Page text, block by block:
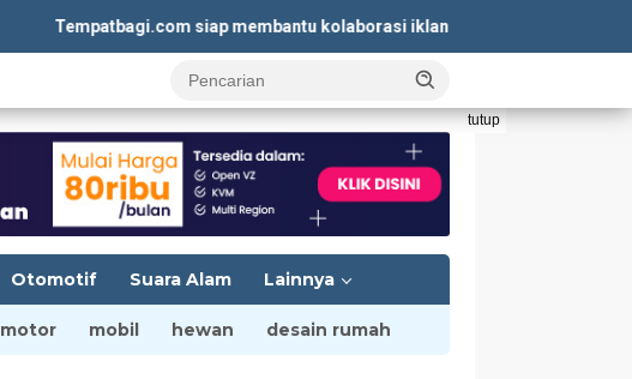
Tempatbagi.com siap membantu kolaborasi iklan yang menguntungkan.
tutup
Otomotif Suara Alam Lainnya
motor mobil hewan desain rumah